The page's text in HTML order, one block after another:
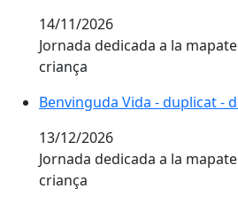
14/11/2026
Jornada dedicada a la
criança
Benvinguda Vida - duplicat -
Benvinguda Vida - duplicat -
13/12/2026
Jornada dedicada a la
criança